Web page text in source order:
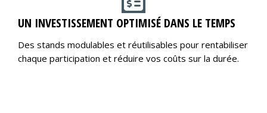
UN INVESTISSEMENT OPTIMISÉ DANS LE TEMPS
Des stands modulables et réutilisables pour rentabiliser
chaque participation et réduire vos coûts sur la durée.